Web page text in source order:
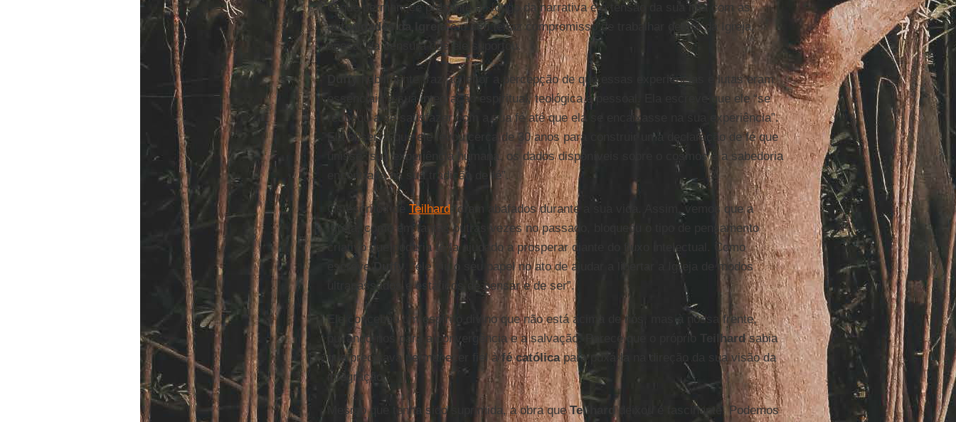
O que permanece presente ao longo da narrativa é a tensão da sua luta com as
autoridades da Igreja e o seu tenaz compromisso de trabalhar dentro da Igreja,
apesar da censura que ele suportou.
Duffyhabilmente traz ao leitor a percepção de que essas experiências e lutas eram
essenciais à sua integração espiritual, teológica e pessoal. Ela escreve que ele “se
recusou a se satisfazer com a sua fé até que ela se encaixasse na sua experiência”.
Ela observa que ele levou cerca de 30 anos para construir uma declaração de fé que
unisse “sua experiência humana, os dados disponíveis sobre o cosmos e a sabedoria
encontrada na sua tradição de fé”.
Os escritos de Teilhardforam abafados durante a sua vida. Assim, vemos que a
Igreja, como em tantas outras vezes no passado, bloqueou o tipo de pensamento
criativo que poderia tê-la ajudado a prosperar diante do fluxo intelectual. Como
escreve
Duffy
, “ele viu o seu papel no ato de ajudar a libertar a Igreja de modos
ultrapassados e estáticos de pensar e de ser”.
Ele concebeu um espírito divino que não está acima de nós, mas à nossa frente,
puxando-nos para a convergência e a salvação. Parece que o próprio
Teilhardsabia
que precisava permanecer fiel àfé católicapara puxá-la na direção da sua visão da
integração.
Mesmo que tenha sido suprimida, a obra queTeilharddeixou é fascinante. Podemos